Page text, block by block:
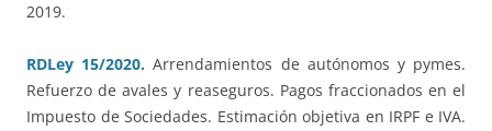
2019.
RDLey 15/2020. Arrendamientos de autónomos y pymes.
Refuerzo de avales y reaseguros. Pagos fraccionados en el
Impuesto de Sociedades. Estimación objetiva en IRPF e IVA.